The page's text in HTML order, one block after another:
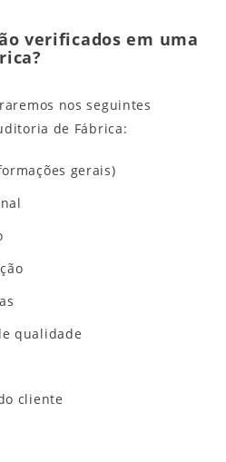
verificados em uma
nos seguintes
de Fábrica:
gerais)
qualidade
cliente